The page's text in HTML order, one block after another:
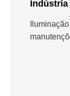
Indústria